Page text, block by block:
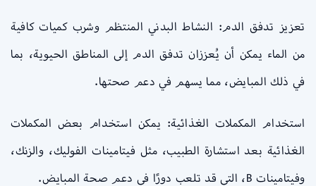
تعزيز تدفق الدم: النشاط البدني المنتظم وشرب كميات كافية
من الماء يمكن أن يُعززان تدفق الدم إلى المناطق الحيوية، بما
في ذلك المبايض، مما يسهم في دعم صحتها.
استخدام المكملات الغذائية: يمكن استخدام بعض المكملات
الغذائية بعد استشارة الطبيب، مثل فيتامينات الفوليك، والزنك،
وفيتامينات B، التي قد تلعب دورًا في دعم صحة المبايض.